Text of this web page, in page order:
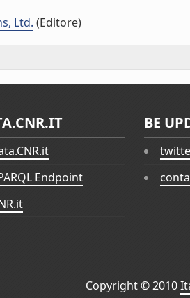
Ltd. (Editore)
Endpoint
BE
Copyright © 2010